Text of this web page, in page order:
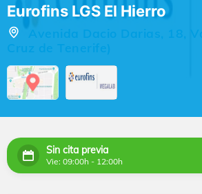
Eurofins LGS El Hierro
Avenida Dacio Darias, 18,
Cruz de Tenerife)
Sin cita previa
Vie: 09:00h - 12:00h